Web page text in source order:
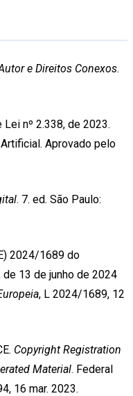
e Direitos Conexos.
nº 2.338, de 2023.
Aprovado pelo
. 7. ed. São Paulo:
2024/1689 do
de 13 de junho de 2024
, L 2024/1689, 12
Copyright Registration
Material. Federal
16 mar. 2023.